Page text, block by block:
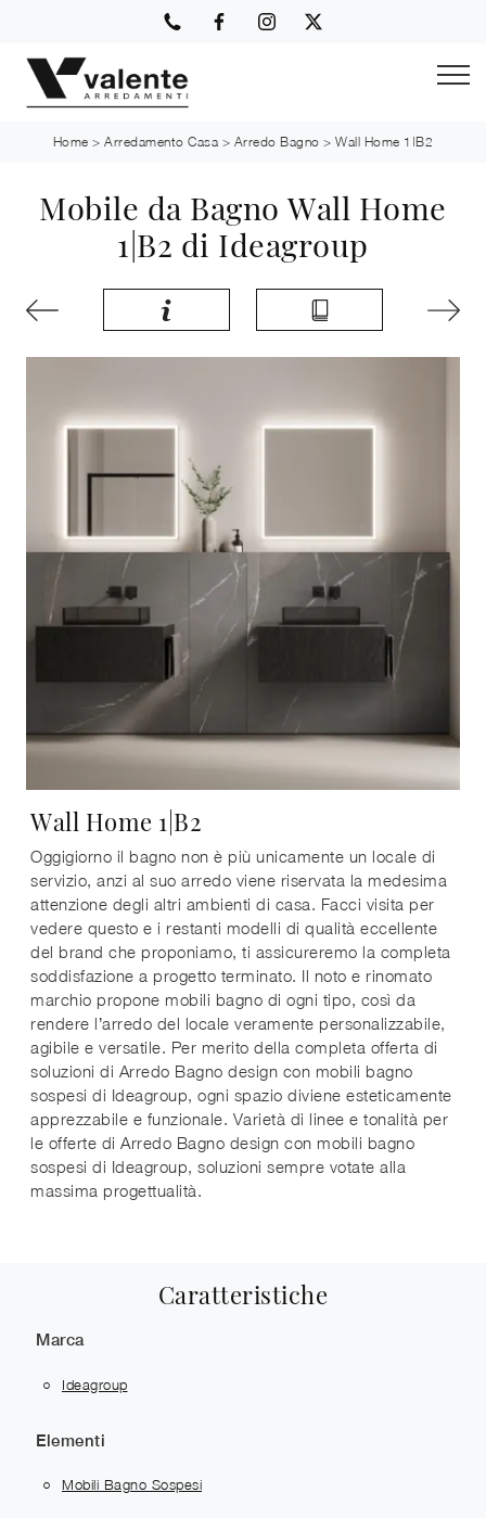
Home >Arredamento Casa > Arredo Bagno >Wall Home 1|B2
Mobile da Bagno Wall Home
1|B2 di Ideagroup
Wall Home 1|B2
Oggigiorno il bagno non è più unicamente un locale di
servizio, anzi al suo arredo viene riservata la medesima
attenzione degli altri ambienti di casa. Facci visita per
vedere questo e i restanti modelli di qualità eccellente
del brand che proponiamo, ti assicureremo la completa
soddisfazione a progetto terminato. Il noto e rinomato
marchio propone mobili bagno di ogni tipo, così da
rendere l’arredo del locale veramente personalizzabile,
agibile e versatile. Per merito della completa offerta di
soluzioni di Arredo Bagno design con mobili bagno
sospesi di Ideagroup, ogni spazio diviene esteticamente
apprezzabile e funzionale. Varietà di linee e tonalità per
le offerte di Arredo Bagno design con mobili bagno
sospesi di Ideagroup, soluzioni sempre votate alla
massima progettualità.
Caratteristiche
Marca
Ideagroup
Elementi
Mobili Bagno Sospesi